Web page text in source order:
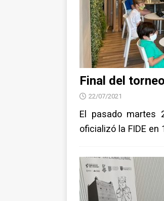
Final del
22/07/2021
El pasado martes
oficializó la FIDE en